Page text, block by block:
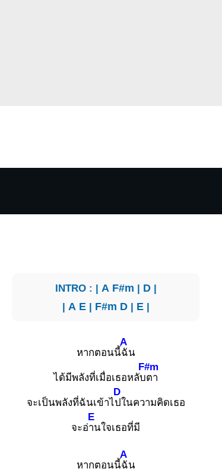
INTRO : | A F#m | D|
| A E| F#m D| E|
หากตอนนี้
A
ฉัน
ได้มีพลังที่เมื่อเธอหลับ
F#m
ตา
จะเป็นพลังที่ฉันเข้าไ
D
ปในความคิดเธอ
จะอ่
E
านใจเธอที่มี
หากตอนนี้
A
ฉัน